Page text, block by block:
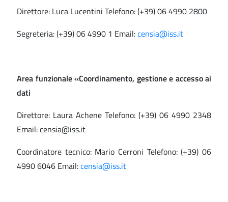
Direttore: Luca Lucentini Telefono: (+39) 06 4990 2800
Segreteria: (+39) 06 4990 1 Email:censia@iss.it
Area funzionale «Coordinamento, gestione e accesso ai
dati
Direttore: Laura Achene Telefono: (+39) 06 4990 2348
Email: censia@iss.it
Coordinatore tecnico: Mario Cerroni Telefono: (+39) 06
4990 6046 Email:censia@iss.it